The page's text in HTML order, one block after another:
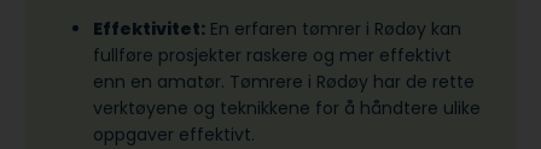
Effektivitet: En erfaren tømrer i Rødøy kan
fullføre prosjekter raskere og mer effektivt
enn en amatør. Tømrere i Rødøy har de rette
verktøyene og teknikkene for å håndtere ulike
oppgaver effektivt.